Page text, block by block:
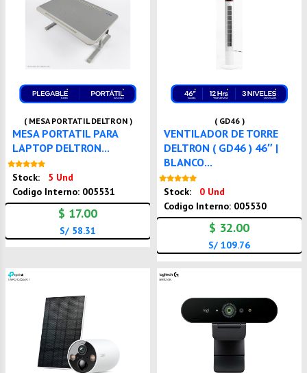
( MESA PORTATIL DELTRON )
MESA PORTATIL PARA
LAPTOP DELTRON...
Stock:
5 Und
Codigo Interno: 005531
$ 17.00
S/ 58.31
( GD46 )
VENTILADOR DE TORRE
DELTRON ( GD46 ) 46″ |
BLANCO...
Stock:
0 Und
Codigo Interno: 005530
$ 32.00
S/ 109.76